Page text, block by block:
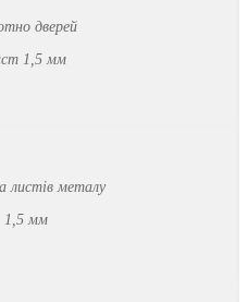
дверей
1,5 мм
листів металу
1,5 мм